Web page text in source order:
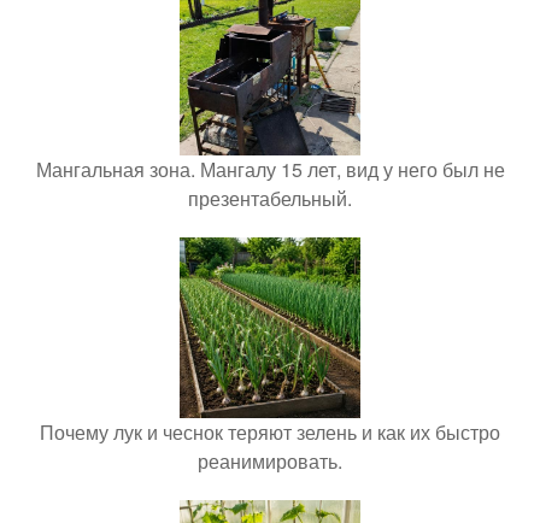
Мангальная зона. Мангалу 15 лет, вид у него был не
презентабельный.
Почему лук и чеснок теряют зелень и как их быстро
реанимировать.